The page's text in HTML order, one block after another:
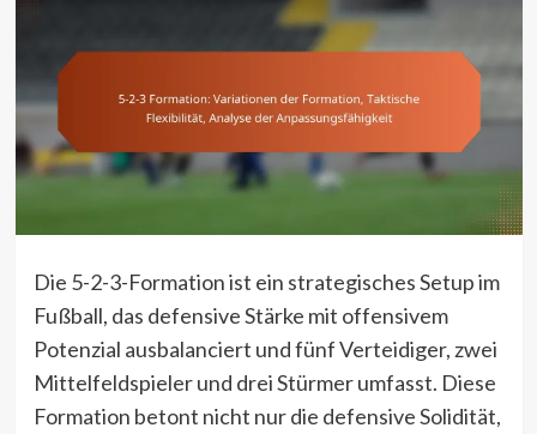
Die 5-2-3-Formation ist ein strategisches Setup im
Fußball, das defensive Stärke mit offensivem
Potenzial ausbalanciert und fünf Verteidiger, zwei
Mittelfeldspieler und drei Stürmer umfasst. Diese
Formation betont nicht nur die defensive Solidität,